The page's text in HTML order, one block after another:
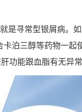
是寻常型银屑病。
泊三醇等药物一起
功能跟血脂有无异常